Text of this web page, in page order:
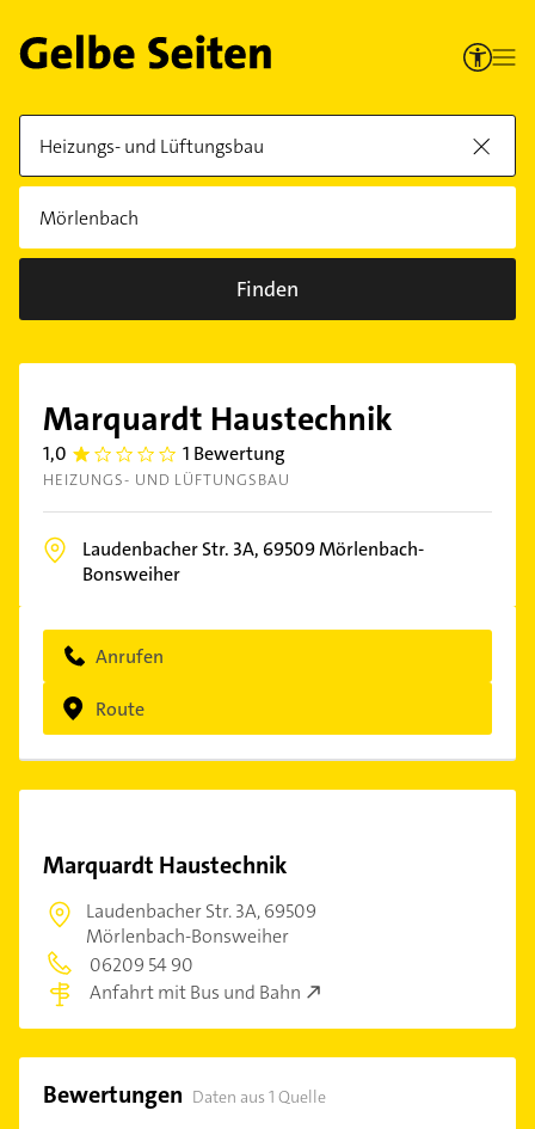
Finden
Marquardt Haustechnik
1,0 1.0 1 Bewertung
HEIZUNGS- UND LÜFTUNGSBAU
Laudenbacher Str. 3A, 69509Mörlenbach-
Bonsweiher
Anrufen
Route
Marquardt Haustechnik
Laudenbacher Str. 3A,69509
Mörlenbach-Bonsweiher
06209 54 90
Anfahrt mit Bus und Bahn
Bewertungen Daten aus 1 Quelle